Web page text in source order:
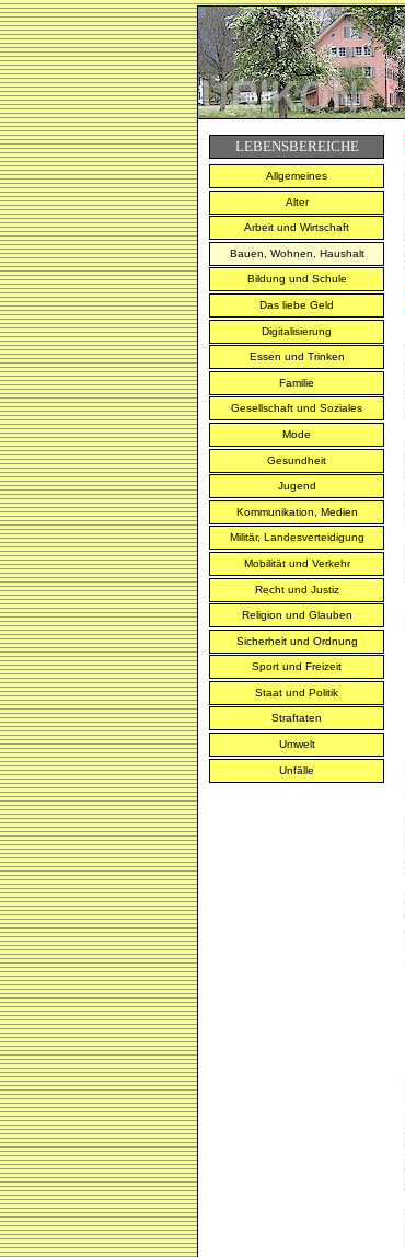
LEBENSBEREICHE
Allgemeines
Alter
Arbeit und Wirtschaft
Bauen, Wohnen, Haushalt
Bildung und Schule
Das liebe Geld
Digitalisierung
Essen und Trinken
Familie
Gesellschaft und Soziales
Mode
Gesundheit
Jugend
Kommunikation, Medien
Militär, Landesverteidigung
Mobilität und Verkehr
Recht und Justiz
Religion und Glauben
Sicherheit und Ordnung
Sport und Freizeit
Staat und Politik
Straftaten
Umwelt
Unfälle